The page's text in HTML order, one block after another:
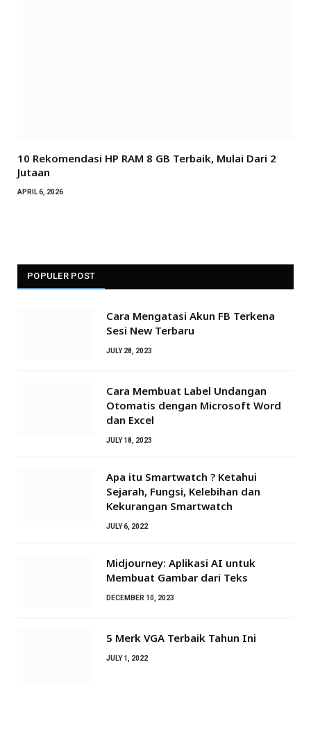
10 Rekomendasi HP RAM 8 GB Terbaik, Mulai Dari 2
Jutaan
APRIL 6, 2026
POPULER POST
Cara Mengatasi Akun FB Terkena
Sesi New Terbaru
JULY 28, 2023
Cara Membuat Label Undangan
Otomatis dengan Microsoft Word
dan Excel
JULY 18, 2023
Apa itu Smartwatch ? Ketahui
Sejarah, Fungsi, Kelebihan dan
Kekurangan Smartwatch
JULY 6, 2022
Midjourney: Aplikasi AI untuk
Membuat Gambar dari Teks
DECEMBER 10, 2023
5 Merk VGA Terbaik Tahun Ini
JULY 1, 2022